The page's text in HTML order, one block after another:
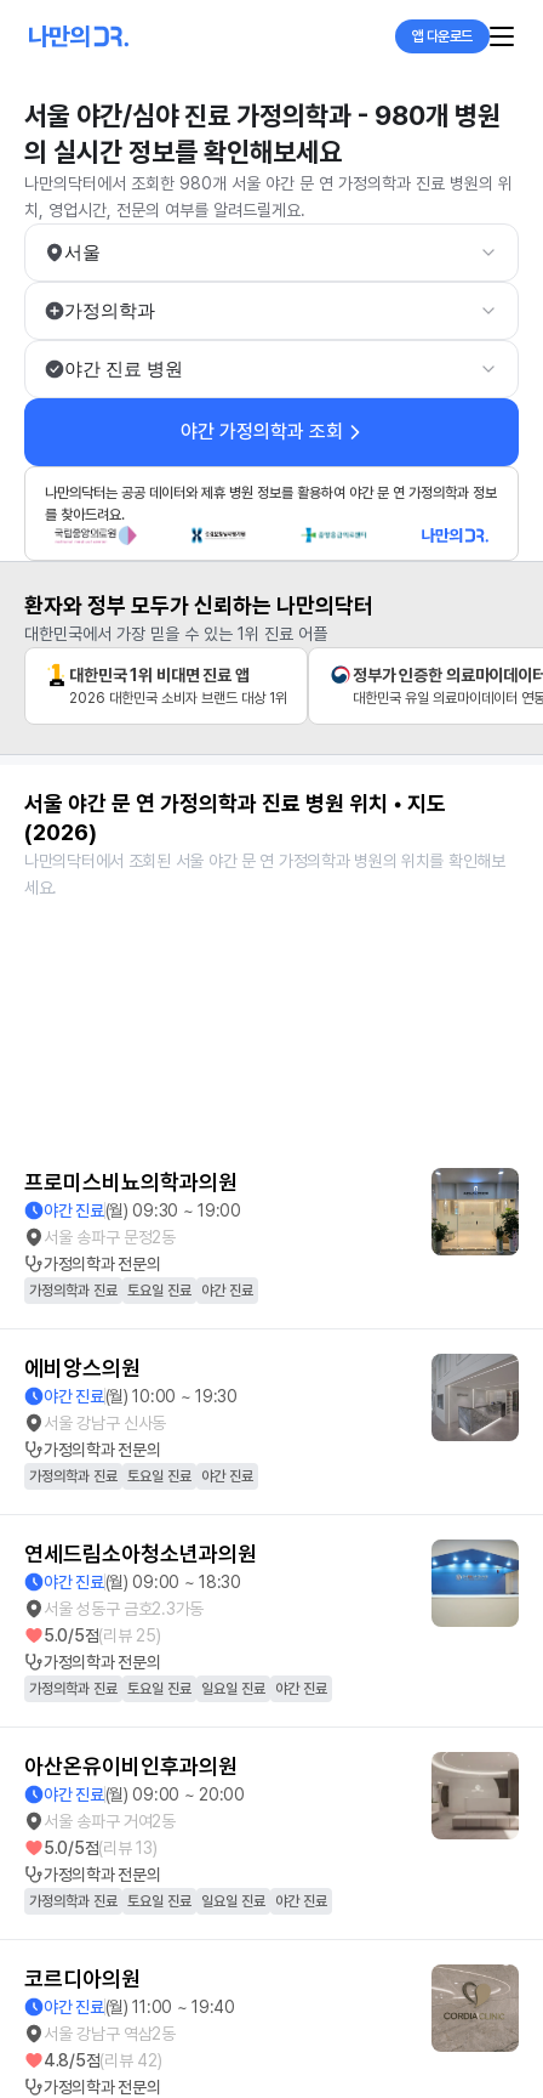
앱 다운로드
서울 야간/심야 진료 가정의학과 - 980개 병원
의 실시간 정보를 확인해보세요
나만의닥터에서 조회한 980개 서울 야간 문 연 가정의학과 진료 병원의 위
치, 영업시간, 전문의 여부를 알려드릴게요.
서울
가정의학과
야간 진료 병원
야간 가정의학과 조회
나만의닥터는 공공 데이터와 제휴 병원 정보를 활용하여 야간 문 연 가정의학과 정보
를 찾아드려요.
환자와 정부 모두가 신뢰하는 나만의닥터
대한민국에서 가장 믿을 수 있는 1위 진료 어플
대한민국 1위 비대면 진료 앱
2026 대한민국 소비자 브랜드 대상 1위
정부가 인증한 의료마이데이
대한민국 유일 의료마이데이터 연
서울 야간 문 연 가정의학과 진료 병원 위치 • 지도
(2026)
나만의닥터에서 조회된 서울 야간 문 연 가정의학과 병원의 위치를 확인해보
세요.
프로미스비뇨의학과의원
야간 진료(월) 09:30 ~ 19:00
서울 송파구 문정2동
가정의학과전문의
가정의학과 진료 토요일 진료 야간 진료
에비앙스의원
야간 진료(월) 10:00 ~ 19:30
서울 강남구 신사동
가정의학과전문의
가정의학과 진료 토요일 진료 야간 진료
연세드림소아청소년과의원
야간 진료(월) 09:00 ~ 18:30
서울 성동구 금호2.3가동
5.0/5점(리뷰 25)
가정의학과전문의
가정의학과 진료 토요일 진료 일요일 진료 야간 진료
아산온유이비인후과의원
야간 진료(월) 09:00 ~ 20:00
서울 송파구 거여2동
5.0/5점(리뷰13)
가정의학과전문의
가정의학과 진료 토요일 진료 일요일 진료 야간 진료
코르디아의원
야간 진료(월) 11:00 ~ 19:40
서울 강남구 역삼2동
4.8/5점(리뷰 42)
가정의학과전문의